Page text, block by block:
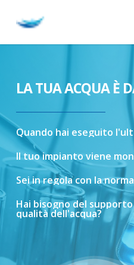
LA TUA ACQUA È
Quando hai eseguito
Il tuoimpianto viene
Seiinregola con la
Hai bisognodel supporto
qualitàdell'acqua?